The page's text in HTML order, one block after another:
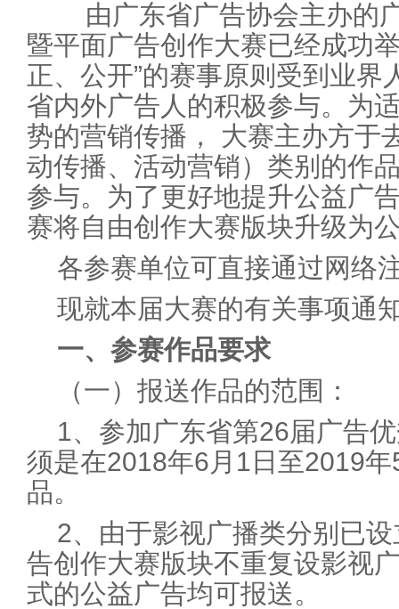
由广东省广告协会主办的
暨平面广告创作大赛已经成功
正、公开”的赛事原则受到业界
省内外广告人的积极参与。为
势的营销传播， 大赛主办方于
动传播、活动营销）类别的作
参与。为了更好地提升公益广
赛将自由创作大赛版块升级为
各参赛单位可直接通过网络
现就本届大赛的有关事项通
一、参赛作品要求
（一）报送作品的范围：
1、参加广东省第26届广告
须是在2018年6月1日至2019
品。
2、由于影视广播类分别已
告创作大赛版块不重复设影视
式的公益广告均可报送。